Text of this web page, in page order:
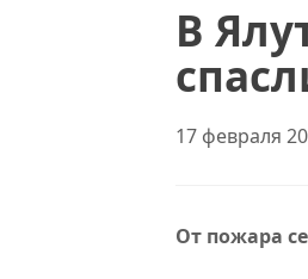
В
17 февраля
От пожара